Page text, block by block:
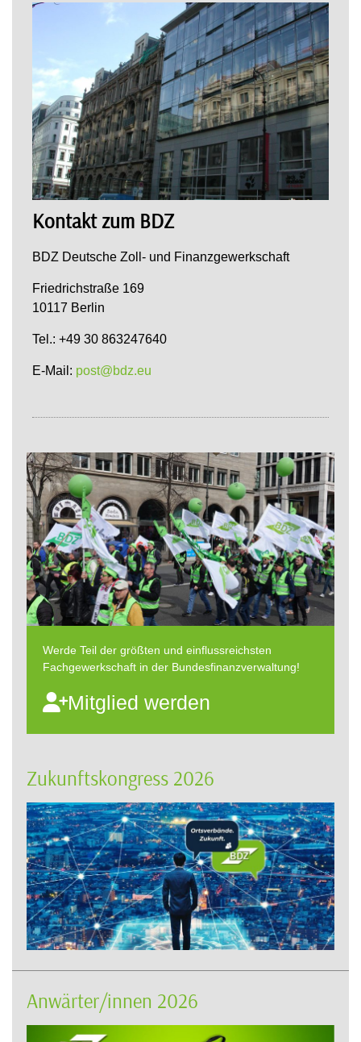
Kontakt zum BDZ
BDZ Deutsche Zoll- und Finanzgewerkschaft
Friedrichstraße 169
10117 Berlin
Tel.: +49 30 863247640
E-Mail: post@bdz.eu
Werde Teil der größten und einflussreichsten
Fachgewerkschaft in der Bundesfinanzverwaltung!
Mitglied werden
Zukunftskongress 2026
Anwärter/innen 2026